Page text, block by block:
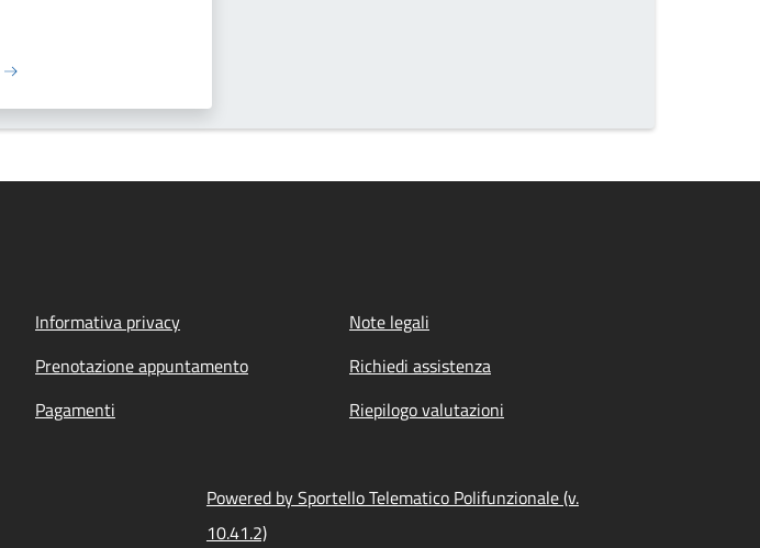
Informativa privacy
Note legali
Prenotazione appuntamento
Richiedi assistenza
Pagamenti
Riepilogo valutazioni
Powered by Sportello Telematico Polifunzionale (v.
10.41.2)